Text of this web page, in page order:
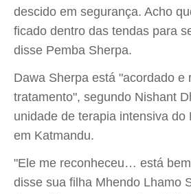
descido em segurança. Acho
ficado dentro das tendas para
disse Pemba Sherpa.
Dawa Sherpa está "acordado e
tratamento", segundo Nishant
unidade de terapia intensiva do
em Katmandu.
"Ele me reconheceu… está
disse sua filha Mhendo Lhamo